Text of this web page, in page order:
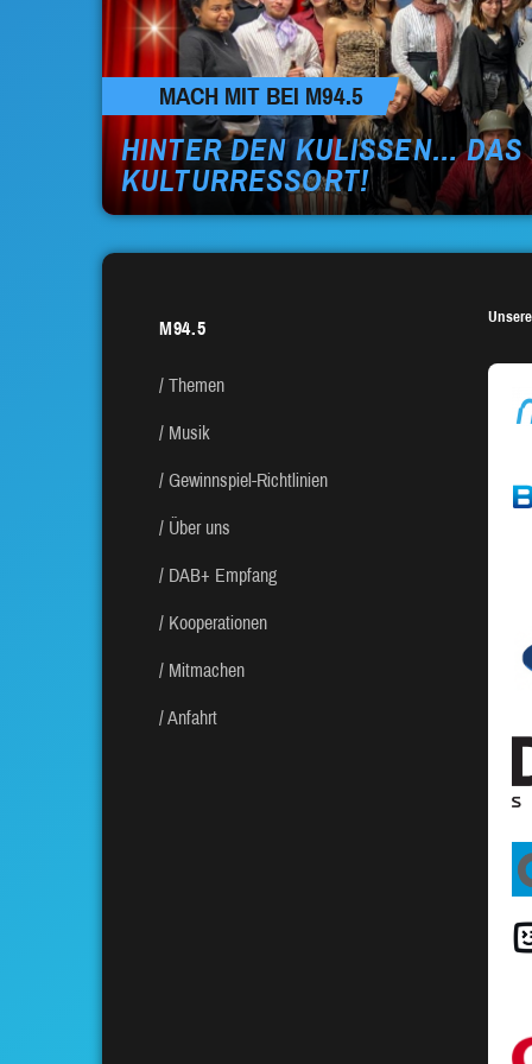
MACH MIT BEI M94.5
HINTER DEN KULISSEN… DAS
KULTURRESSORT!
M94.5
Themen
Musik
Gewinnspiel-Richtlinien
Über uns
DAB+ Empfang
Kooperationen
Mitmachen
Anfahrt